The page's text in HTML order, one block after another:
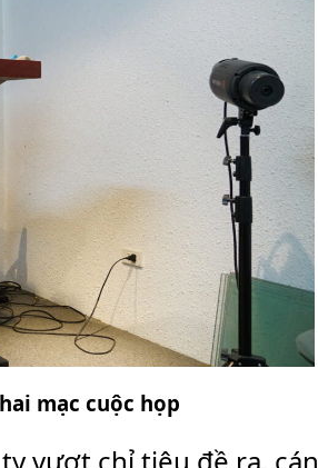
mạc cuộc họp
vượt chỉ tiêu đề ra, cán